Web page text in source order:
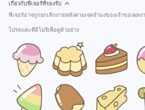
เกี่ยวกับฟีเจอร์ที่รองรับ
ฟีเจอร์อาจถูกยกเลิกภายหลังตามเจตจำนงของเจ้าของผลง
โปรดแตะที่อิโมจิเพื่อดูตัวอย่าง